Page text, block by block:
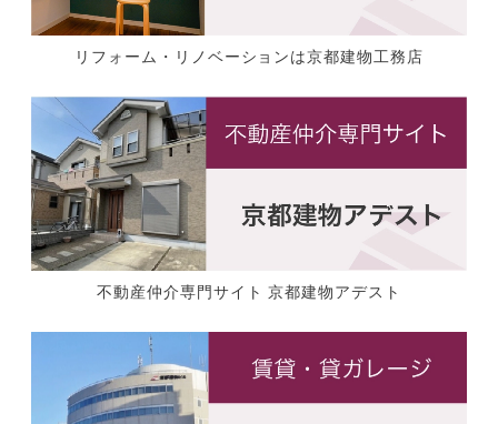
リフォーム・リノベーションは京都建物工務店
不動産仲介専門サイト 京都建物アデスト